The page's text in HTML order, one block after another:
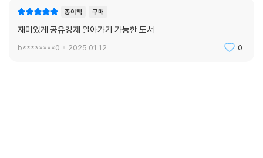
종이책 구매
재미있게 공유경제 알아가기 가능한 도서
b********0 2025.01.12. 0